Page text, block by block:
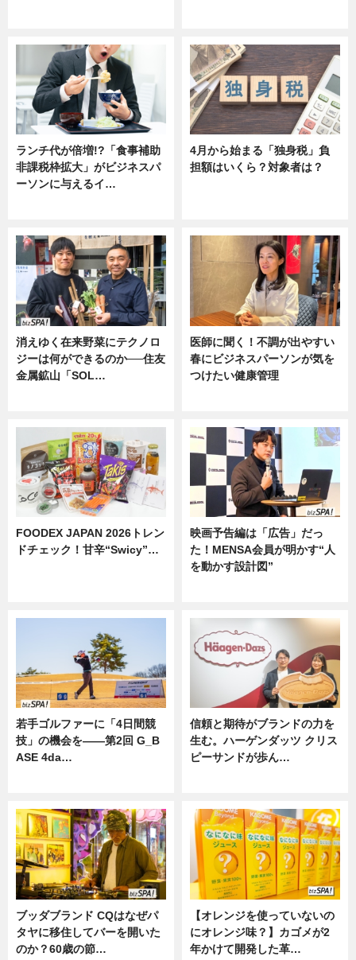
ランチ代が倍増!?「食事補助
非課税枠拡大」がビジネスパ
ーソンに与えるイ…
4月から始まる「独身税」負
担額はいくら？対象者は？
消えゆく在来野菜にテクノロ
ジーは何ができるのか──住友
金属鉱山「SOL…
医師に聞く！不調が出やすい
春にビジネスパーソンが気を
つけたい健康管理
FOODEX JAPAN 2026トレン
ドチェック！甘辛“Swicy”…
映画予告編は「広告」だっ
た！MENSA会員が明かす“人
を動かす設計図”
若手ゴルファーに「4日間競
技」の機会を——第2回 G_B
ASE 4da…
信頼と期待がブランドの力を
生む。ハーゲンダッツ クリス
ピーサンドが歩ん…
ブッダブランド CQはなぜパ
タヤに移住してバーを開いた
のか？60歳の節…
【オレンジを使っていないの
にオレンジ味？】カゴメが2
年かけて開発した革…